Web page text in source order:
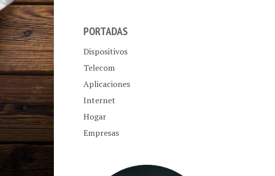
PORTADAS
Dispositivos
Telecom
Aplicaciones
Internet
Hogar
Empresas